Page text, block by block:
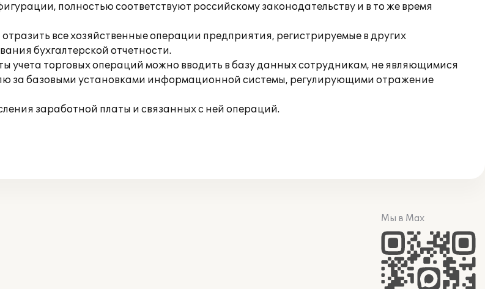
полностью соответствуют российскому законодательству и в то же время
все хозяйственные операции предприятия, регистрируемые в других
бухгалтерской отчетности.
учета торговых операций можно вводить в базу данных сотрудникам, не являющимися
за базовыми установками информационной системы, регулирующими отражение
заработной платы и связанных с ней операций.
Мы в Max